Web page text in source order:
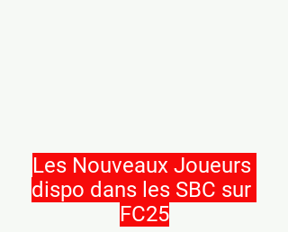
Les Nouveaux Joueurs
dispo dans les SBC sur
FC25